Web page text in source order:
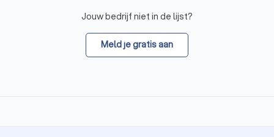
Jouw bedrijf niet in de lijst?
Meld je gratis aan